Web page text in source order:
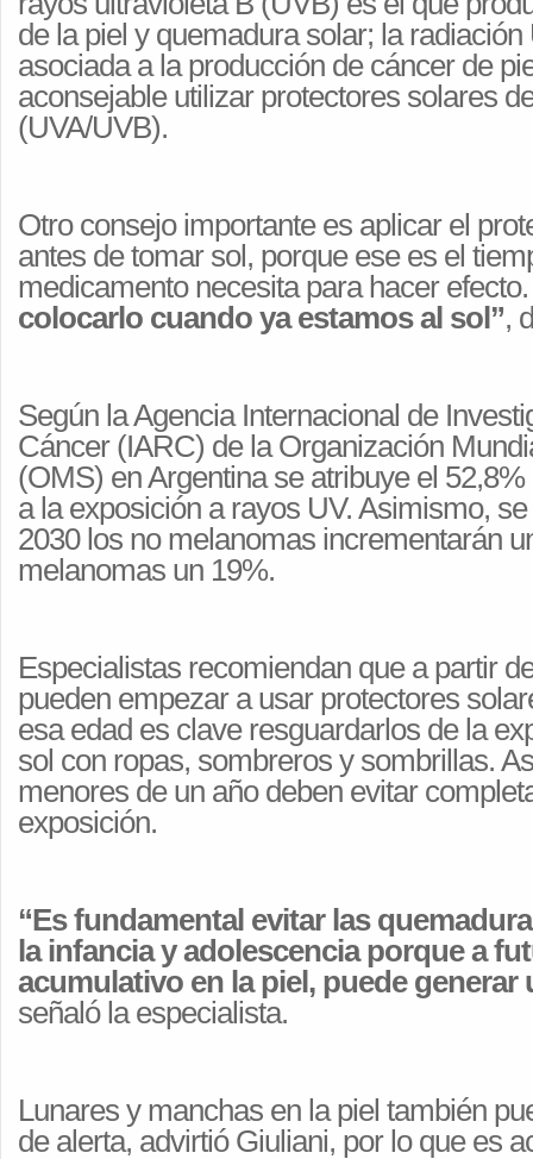
de la piel y quemadura solar; la radiación
asociada a la producción de cáncer de
aconsejable utilizar protectores solares
(UVA/UVB).
Otro consejo importante es aplicar el
antes de tomar sol, porque ese es el
medicamento necesita para hacer
colocarlo cuando ya estamos al sol”,
Según la Agencia Internacional de
Cáncer (IARC) de la Organización
(OMS) en Argentina se atribuye el
a la exposición a rayos UV. Asimismo,
2030 los no melanomas incrementarán
melanomas un 19%.
Especialistas recomiendan que a partir
pueden empezar a usar protectores
esa edad es clave resguardarlos de la
sol con ropas, sombreros y sombrillas.
menores de un año deben evitar
exposición.
“Es fundamental evitar las
la infancia y adolescencia porque a
acumulativo en la piel, puede generar
señaló la especialista.
Lunares y manchas en la piel también
de alerta, advirtió Giuliani, por lo que es